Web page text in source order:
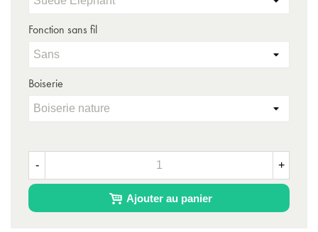
- +
Ajouter au panier
Fonction sans fil
Boiserie